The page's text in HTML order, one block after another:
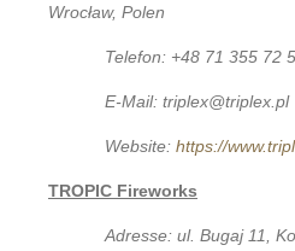
Wrocław, Polen
Telefon: +48 71 355 72
E-Mail: triplex@triplex.pl
Website:https://
TROPIC Fireworks
Adresse: ul. Bugaj 11,